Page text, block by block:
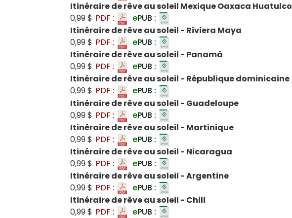
Itinéraire de rêve au soleil Mexique Oaxaca Huatulco
0,99 $ PDF : ePUB :
Itinéraire de rêve au soleil - Riviera Maya
0,99 $ PDF : ePUB :
Itinéraire de rêve au soleil - Panamá
0,99 $ PDF : ePUB :
Itinéraire de rêve au soleil - République dominicaine
0,99 $ PDF : ePUB :
Itinéraire de rêve au soleil - Guadeloupe
0,99 $ PDF : ePUB :
Itinéraire de rêve au soleil - Martinique
0,99 $ PDF : ePUB :
Itinéraire de rêve au soleil - Nicaragua
0,99 $ PDF : ePUB :
Itinéraire de rêve au soleil - Argentine
0,99 $ PDF : ePUB :
Itinéraire de rêve au soleil - Chili
0,99 $ PDF : ePUB :